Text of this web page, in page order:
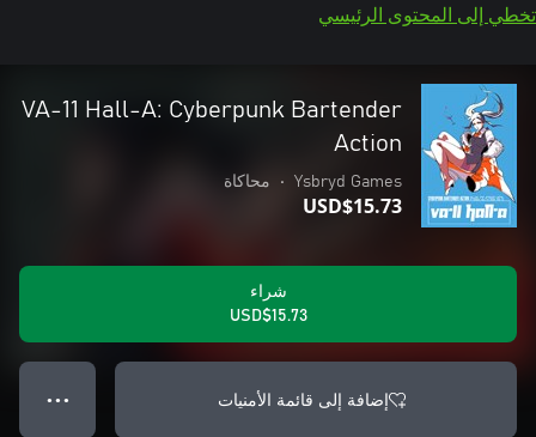
تخطي إلى المحتوى الرئيسي
VA-11 Hall-A: Cyberpunk Bartender
Action
Ysbryd Games
• محاكاة
USD$15.73
شراء
USD$15.73
إضافة إلى قائمة الأمنيات ● ● ●